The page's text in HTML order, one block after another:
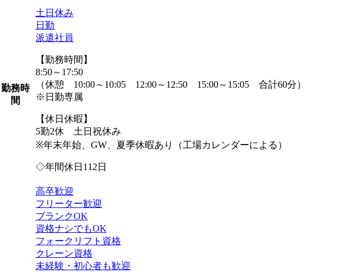
勤務時
間
土日休み
日勤
派遣社員
【勤務時間】
8:50～17:50
（休憩 10:00～10:05 12:00～12:50 15:00～15:05 合計60分）
※日勤専属
【休日休暇】
5勤2休 土日祝休み
※年末年始、GW、夏季休暇あり（工場カレンダーによる）
◇年間休日112日
高卒歓迎
フリーター歓迎
ブランクOK
資格ナシでもOK
フォークリフト資格
クレーン資格
未経験・初心者も歓迎